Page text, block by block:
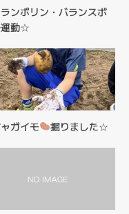
ンポリン・バランスボ
運動☆
ガイモ 掘りました☆